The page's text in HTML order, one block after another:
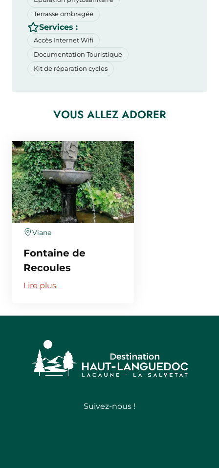
Terrasse ombragée
Services :
Accès Internet Wifi
Documentation Touristique
Kit de réparation cycles
VOUS ALLEZ ADORER
Viane
Fontaine de
Recoules
Lire plus
Suivez-nous !